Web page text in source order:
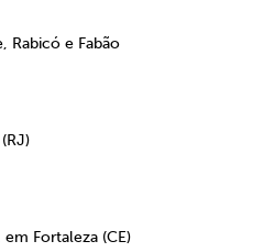
Rabicó e Fabão
Fortaleza (CE)